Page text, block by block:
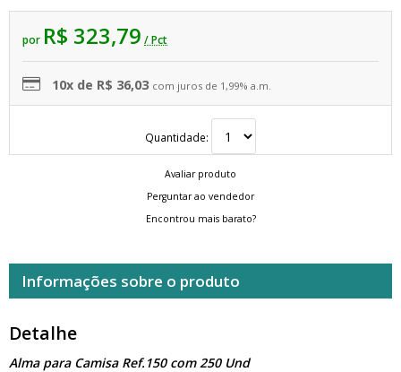
por R$ 323,79 / Pct
10x de R$ 36,03 com juros de 1,99% a.m.
Quantidade:
Avaliar produto
Perguntar ao vendedor
Encontrou mais barato?
Informações sobre o produto
Detalhe
Alma para Camisa Ref.150 com 250 Und